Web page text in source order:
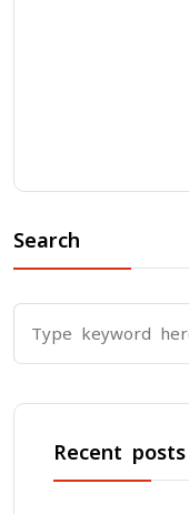
Search
Recent posts